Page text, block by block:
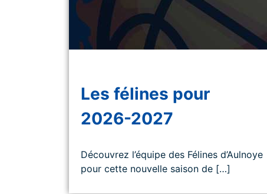
Les félines pour
2026-2027
Découvrez l’équipe des Félines d’Aulnoye
pour cette nouvelle saison de […]